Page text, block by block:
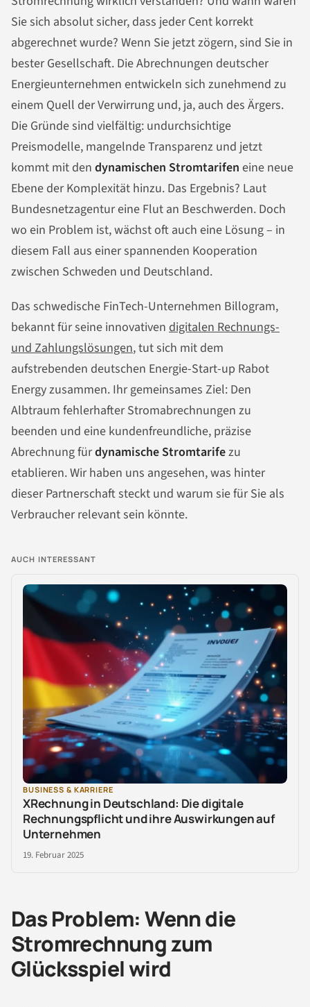
Sie sich absolut sicher, dass jeder Cent korrekt
abgerechnet wurde? Wenn Sie jetzt zögern, sind Sie in
bester Gesellschaft. Die Abrechnungen deutscher
Energieunternehmen entwickeln sich zunehmend zu
einem Quell der Verwirrung und, ja, auch des Ärgers.
Die Gründe sind vielfältig: undurchsichtige
Preismodelle, mangelnde Transparenz und jetzt
kommt mit den dynamischen Stromtarifen eine neue
Ebene der Komplexität hinzu. Das Ergebnis? Laut
Bundesnetzagentur eine Flut an Beschwerden. Doch
wo ein Problem ist, wächst oft auch eine Lösung – in
diesem Fall aus einer spannenden Kooperation
zwischen Schweden und Deutschland.
Das schwedische FinTech-Unternehmen Billogram,
bekannt für seine innovativen digitalen Rechnungs-
und Zahlungslösungen, tut sich mit dem
aufstrebenden deutschen Energie-Start-up Rabot
Energy zusammen. Ihr gemeinsames Ziel: Den
Albtraum fehlerhafter Stromabrechnungen zu
beenden und eine kundenfreundliche, präzise
Abrechnung fürdynamische Stromtarifezu
etablieren. Wir haben uns angesehen, was hinter
dieser Partnerschaft steckt und warum sie für Sie als
Verbraucher relevant sein könnte.
AUCH INTERESSANT
BUSINESS & KARRIERE
XRechnung in Deutschland: Die digitale
Rechnungspflicht und ihre Auswirkungen auf
Unternehmen
19. Februar 2025
Das Problem: Wenn die
Stromrechnung zum
Glücksspiel wird